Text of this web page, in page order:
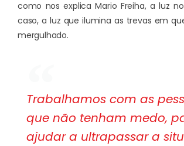
como nos explica Mario Freiha, a luz
caso, a luz que ilumina as trevas em
mergulhado.
Trabalhamos com as
que não tenham medo,
ajudar a ultrapassar a